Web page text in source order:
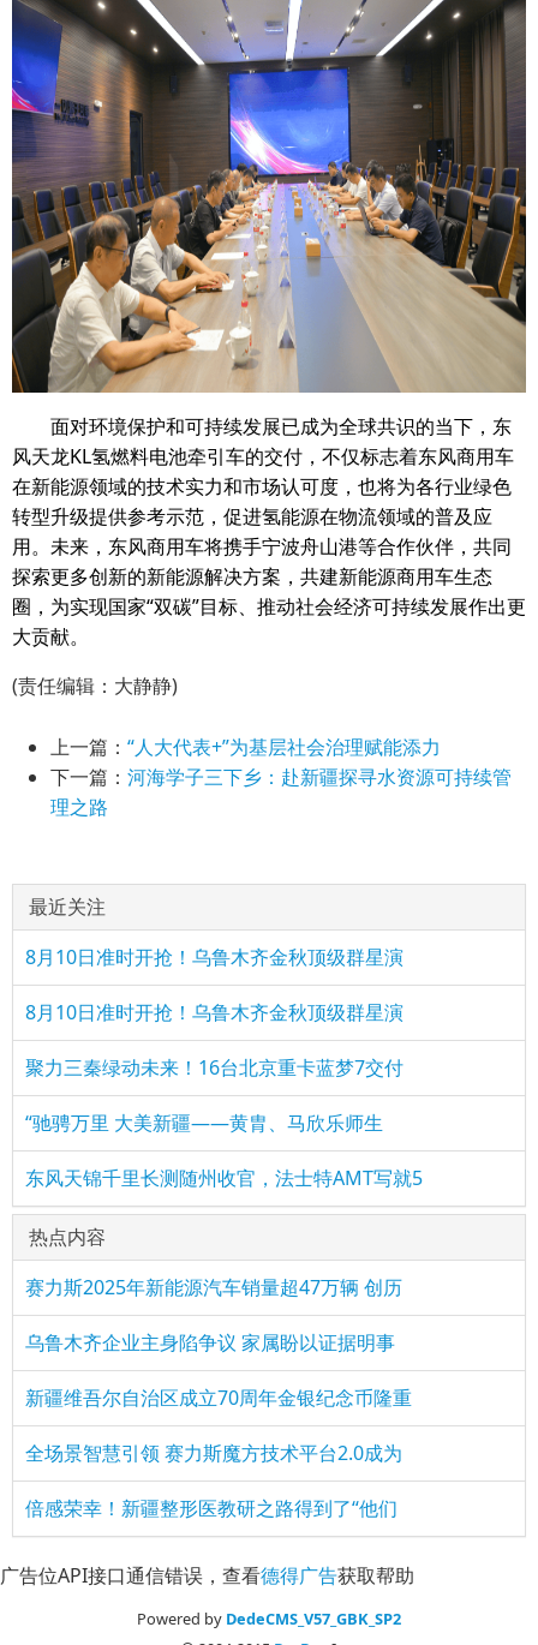
面对环境保护和可持续发展已成为全球共识的当下，东
风天龙KL氢燃料电池牵引车的交付，不仅标志着东风商用车
在新能源领域的技术实力和市场认可度，也将为各行业绿色
转型升级提供参考示范，促进氢能源在物流领域的普及应
用。未来，东风商用车将携手宁波舟山港等合作伙伴，共同
探索更多创新的新能源解决方案，共建新能源商用车生态
圈，为实现国家“双碳”目标、推动社会经济可持续发展作出更
大贡献。
(责任编辑：大静静)
上一篇： “人大代表+”为基层社会治理赋能添力
下一篇： 河海学子三下乡：赴新疆探寻水资源可持续管
理之路
最近关注
8月10日准时开抢！乌鲁木齐金秋顶级群星演
8月10日准时开抢！乌鲁木齐金秋顶级群星演
聚力三秦绿动未来！16台北京重卡蓝梦7交付
“驰骋万里 大美新疆——黄胄、马欣乐师生
东风天锦千里长测随州收官，法士特AMT写就5
热点内容
赛力斯2025年新能源汽车销量超47万辆 创历
乌鲁木齐企业主身陷争议 家属盼以证据明事
新疆维吾尔自治区成立70周年金银纪念币隆重
全场景智慧引领 赛力斯魔方技术平台2.0成为
倍感荣幸！新疆整形医教研之路得到了“他们
广告位API接口通信错误，查看德得广告获取帮助
Powered by DedeCMS_V57_GBK_SP2